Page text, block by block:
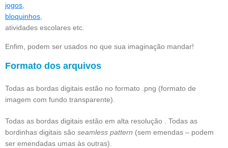
jogos
bloquinhos
atividades escolares etc.
Enfim, podem ser usados no que sua imaginação mandar!
Formato dos arquivos
Todas as bordas digitais estão no formato .png (formato de
imagem com fundo transparente).
Todas as bordas digitais estão em alta resolução . Todas as
bordinhas digitais são seamless pattern (sem emendas – podem
ser emendadas umas às outras).